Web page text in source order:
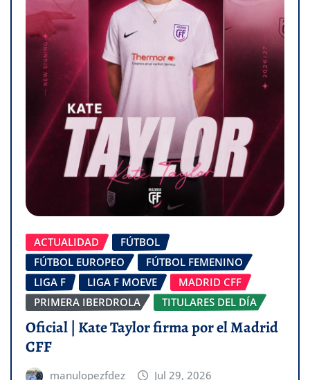
ACTUALIDAD
FÚTBOL
FÚTBOL EUROPEO
FÚTBOL FEMENINO
LIGA F
LIGA F MOEVE
MADRID CFF
PRIMERA IBERDROLA
TITULARES DEL DÍA
Oficial | Kate Taylor firma por el Madrid
CFF
manulopezfdez Jul 29, 2026